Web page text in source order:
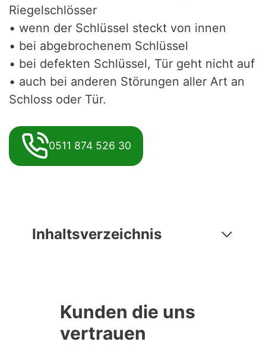
Riegelschlösser
• wenn der Schlüssel steckt von innen
• bei abgebrochenem Schlüssel
• bei defekten Schlüssel, Tür geht nicht auf
• auch bei anderen Störungen aller Art an
Schloss oder Tür.
0511 874 526 30
Inhaltsverzeichnis
Kunden die uns
vertrauen